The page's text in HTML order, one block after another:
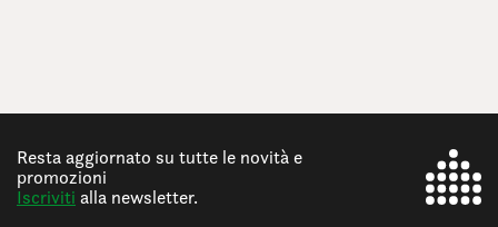
Resta aggiornato su tutte le novità e
promozioni
Iscriviti alla newsletter.